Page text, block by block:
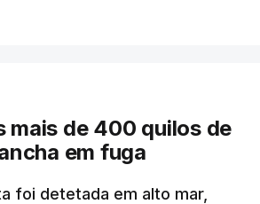
mais de 400 quilos de
em fuga
foi detetada em alto mar,